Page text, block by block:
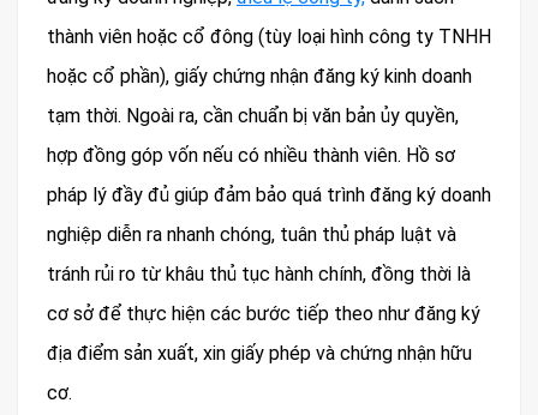
thành viên hoặc cổ đông (tùy loại hình công ty TNHH
hoặc cổ phần), giấy chứng nhận đăng ký kinh doanh
tạm thời. Ngoài ra, cần chuẩn bị văn bản ủy quyền,
hợp đồng góp vốn nếu có nhiều thành viên. Hồ sơ
pháp lý đầy đủ giúp đảm bảo quá trình đăng ký doanh
nghiệp diễn ra nhanh chóng, tuân thủ pháp luật và
tránh rủi ro từ khâu thủ tục hành chính, đồng thời là
cơ sở để thực hiện các bước tiếp theo như đăng ký
địa điểm sản xuất, xin giấy phép và chứng nhận hữu
cơ.